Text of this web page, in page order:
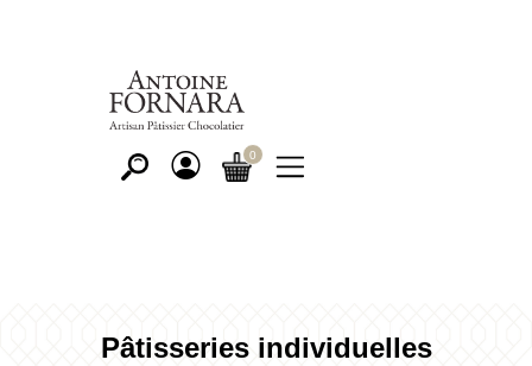
Pâtisseries individuelles